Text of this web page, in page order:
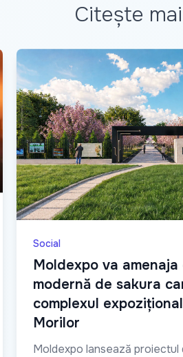
Citește
Social
Moldexpo va amenaja
modernă de sakura
complexul
Morilor
Moldexpo lansează proiectul